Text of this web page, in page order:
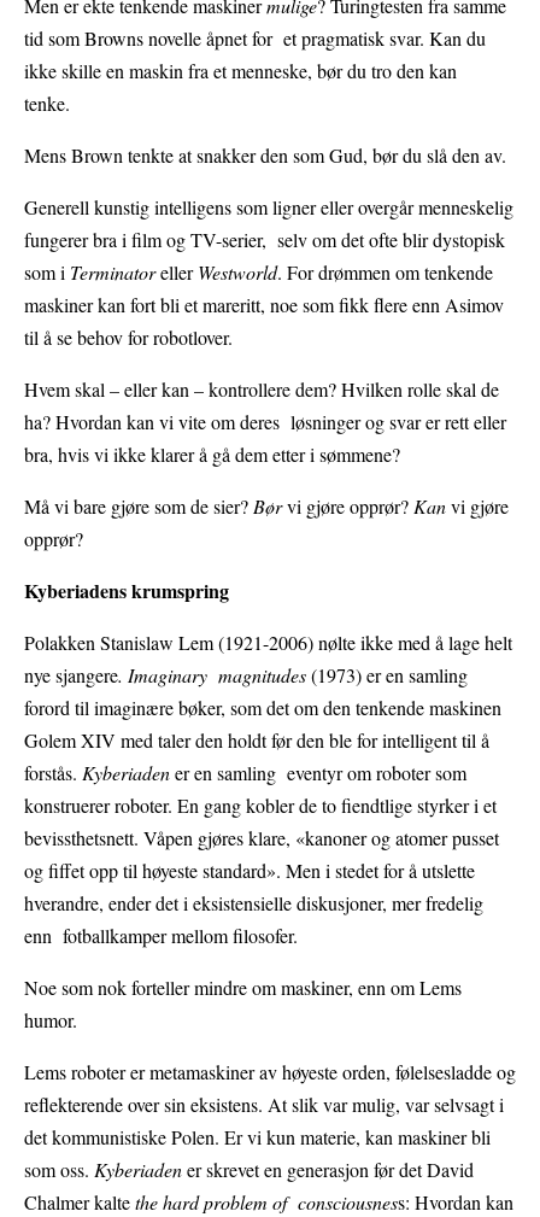
Men er ekte tenkende maskinermulige? Turingtesten fra samme
tid som Browns novelle åpnet for et pragmatisk svar. Kan du
ikke skille en maskin fra et menneske, bør du tro den kan
tenke.
Mens Brown tenkte at snakker den som Gud, bør du slå den av.
Generell kunstig intelligens som ligner eller overgår menneskelig
fungerer bra i film og TV-serier, selv om det ofte blir dystopisk
som i TerminatorellerWestworld. For drømmen om tenkende
maskiner kan fort bli et mareritt, noe som fikk flere enn Asimov
til å se behov for robotlover.
Hvem skal – eller kan – kontrollere dem? Hvilken rolle skal de
ha? Hvordan kan vi vite om deres løsninger og svar er rett eller
bra, hvis vi ikke klarer å gå dem etter i sømmene?
Må vi bare gjøre som de sier?Børvi gjøre opprør?Kanvi gjøre
opprør?
Kyberiadens krumspring
Polakken Stanislaw Lem (1921-2006) nølte ikke med å lage helt
nye sjangere. Imaginary magnitudes(1973) er en samling
forord til imaginære bøker, som det om den tenkende maskinen
Golem XIV med taler den holdt før den ble for intelligent til å
forstås. Kyberiadener en samling eventyr om roboter som
konstruerer roboter. En gang kobler de to fiendtlige styrker i et
bevissthetsnett. Våpen gjøres klare, «kanoner og atomer pusset
og fiffet opp til høyeste standard». Men i stedet for å utslette
hverandre, ender det i eksistensielle diskusjoner, mer fredelig
enn fotballkamper mellom filosofer.
Noe som nok forteller mindre om maskiner, enn om Lems
humor.
Lems roboter er metamaskiner av høyeste orden, følelsesladde og
reflekterende over sin eksistens. At slik var mulig, var selvsagt i
det kommunistiske Polen. Er vi kun materie, kan maskiner bli
som oss. Kyberiadener skrevet en generasjon før det David
Chalmer kaltethe hard problem of consciousness: Hvordan kan